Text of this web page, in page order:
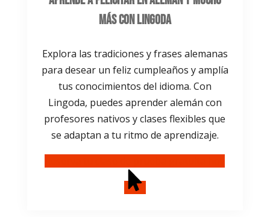
Más con Lingoda
Explora las tradiciones y frases alemanas
para desear un feliz cumpleaños y amplía
tus conocimientos del idioma. Con
Lingoda, puedes aprender alemán con
profesores nativos y clases flexibles que
se adaptan a tu ritmo de aprendizaje.